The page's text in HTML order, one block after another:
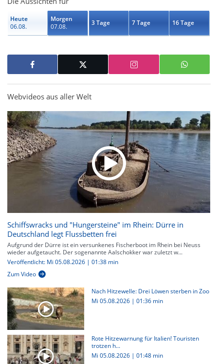
Heute
06.08.
Morgen
07.08.
3 Tage 7 Tage 16 Tage
Webvideos aus aller Welt
Schiffswracks und "Hungersteine" im Rhein: Dürre in
Deutschland legt Flussbetten frei
Aufgrund der Dürre ist ein versunkenes Fischerboot im Rhein bei Neuss
wieder aufgetaucht. Der sogenannte Aalschokker war zuletzt w...
Veröffentlicht: Mi 05.08.2026 | 01:38 min
Zum Video
Nach Hitzewelle: Drei Löwen sterben in Zoo
Mi 05.08.2026 | 01:36 min
Rote Hitzewarnung für Italien! Touristen
trotzen h...
Mi 05.08.2026 | 01:48 min